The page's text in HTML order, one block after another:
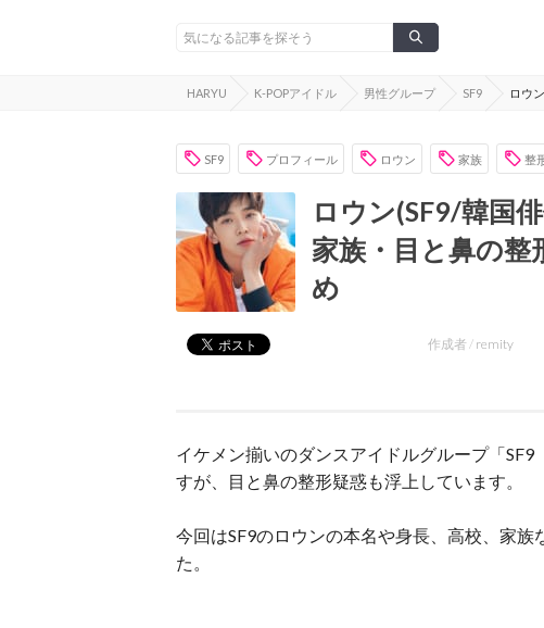
HARYU K-POPアイドル 男性グループ SF9 ロウ
SF9 プロフィール ロウン 家族 整
ロウン(SF9/韓国
家族・目と鼻の整
め
作成者 / remity
イケメン揃いのダンスアイドルグループ「
すが、目と鼻の整形疑惑も浮上しています。
今回はSF9のロウンの本名や身長、高校、家
た。